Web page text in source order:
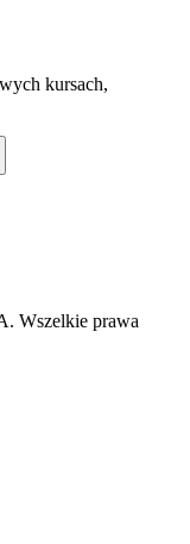
kursach,
Wszelkie prawa